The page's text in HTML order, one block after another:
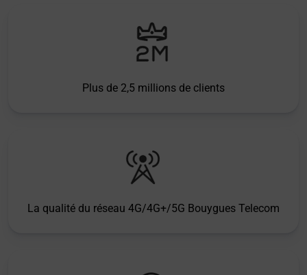
Plus de 2,5 millions de clients
La qualité du réseau 4G/4G+/5G Bouygues Telecom